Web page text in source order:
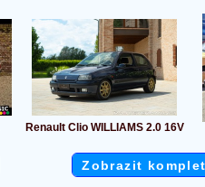
Renault Clio WILLIAMS 2.0 16V
Zobrazit